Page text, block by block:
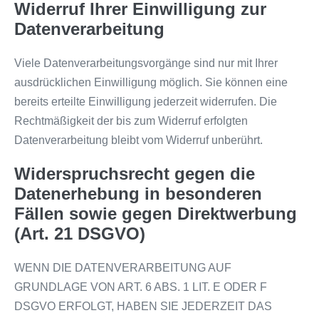
Widerruf Ihrer Einwilligung zur
Datenverarbeitung
Viele Datenverarbeitungsvorgänge sind nur mit Ihrer
ausdrücklichen Einwilligung möglich. Sie können eine
bereits erteilte Einwilligung jederzeit widerrufen. Die
Rechtmäßigkeit der bis zum Widerruf erfolgten
Datenverarbeitung bleibt vom Widerruf unberührt.
Widerspruchsrecht gegen die
Datenerhebung in besonderen
Fällen sowie gegen Direktwerbung
(Art. 21 DSGVO)
WENN DIE DATENVERARBEITUNG AUF
GRUNDLAGE VON ART. 6 ABS. 1 LIT. E ODER F
DSGVO ERFOLGT, HABEN SIE JEDERZEIT DAS